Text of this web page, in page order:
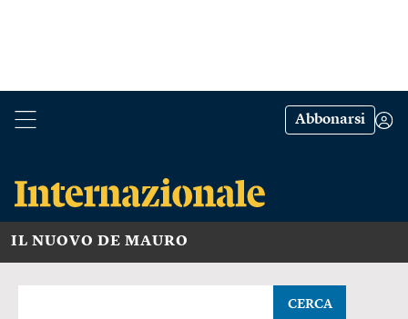
Abbonarsi
IL NUOVO DE MAURO
CERCA